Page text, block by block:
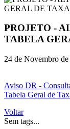
PROJETO -
TABELA
24 de Novembro
Aviso DR -
Tabela Geral de
Voltar
Sem tags...